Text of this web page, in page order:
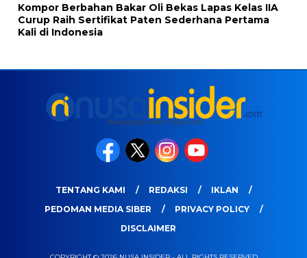
Kompor Berbahan Bakar Oli Bekas Lapas Kelas IIA
Curup Raih Sertifikat Paten Sederhana Pertama
Kali di Indonesia
TENTANG KAMI REDAKSI
IKLAN
PEDOMAN MEDIA SIBER
PRIVACY POLICY
DISCLAIMER